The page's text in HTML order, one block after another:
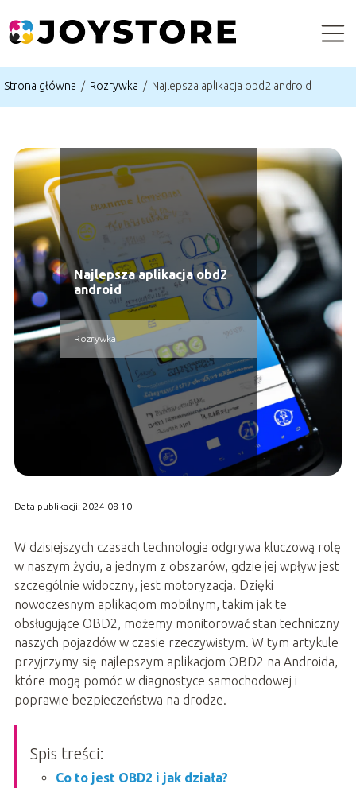
Strona główna / Rozrywka / Najlepsza aplikacja obd2 android
Najlepsza aplikacja obd2
android
Rozrywka
Data publikacji: 2024-08-10
W dzisiejszych czasach technologia odgrywa kluczową rolę
w naszym życiu, a jednym z obszarów, gdzie jej wpływ jest
szczególnie widoczny, jest motoryzacja. Dzięki
nowoczesnym aplikacjom mobilnym, takim jak te
obsługujące OBD2, możemy monitorować stan techniczny
naszych pojazdów w czasie rzeczywistym. W tym artykule
przyjrzymy się najlepszym aplikacjom OBD2 na Androida,
które mogą pomóc w diagnostyce samochodowej i
poprawie bezpieczeństwa na drodze.
Spis treści:
Co to jest OBD2 i jak działa?